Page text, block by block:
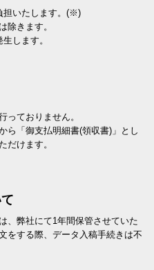
担いたします。(※)
除きます。
します。
っておりません。
ら「御支払明細書(領収書)」とし
だけます。
、弊社にて1年間保管させていた
をする際、データ入稿手続きは不